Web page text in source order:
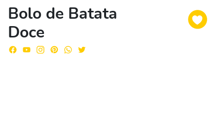
Bolo de Batata
Doce
Corte a batata doce em rodelas de